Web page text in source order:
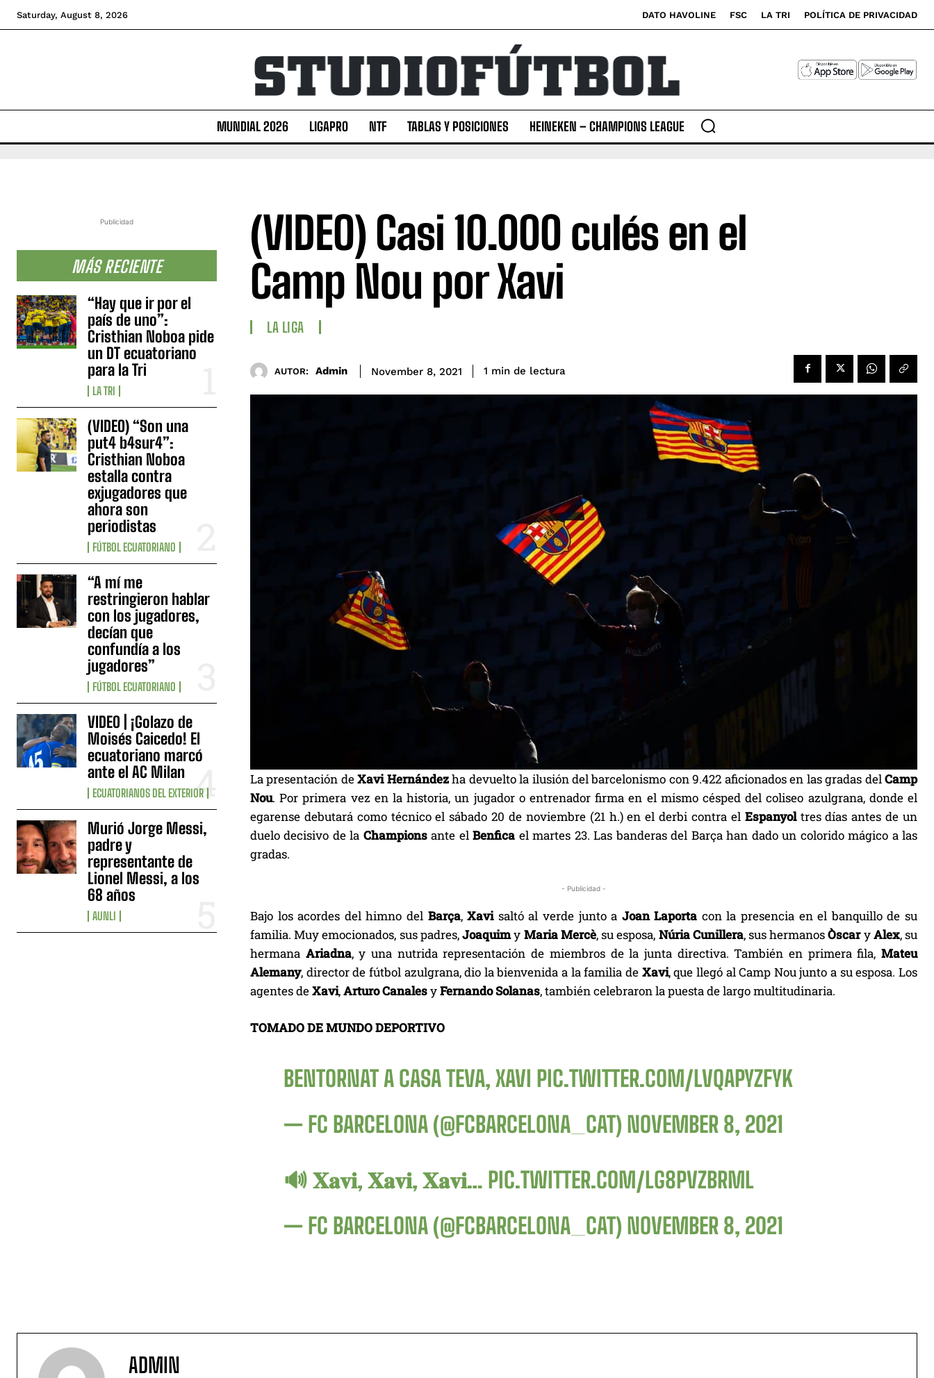
Saturday, August 8, 2026 DATO HAVOLINE FSC LA TRI POLÍTICA DE PRIVACIDAD
MUNDIAL 2026 LIGAPRO NTF TABLAS Y POSICIONES HEINEKEN – CHAMPIONS LEAGUE
Publicidad
MÁS RECIENTE
“Hay que ir por el
país de uno”:
Cristhian Noboa pide
un DT ecuatoriano
para la Tri
LA TRI
(VIDEO) “Son una
put4 b4sur4”:
Cristhian Noboa
estalla contra
exjugadores que
ahora son
periodistas
FÚTBOL ECUATORIANO
“A mí me
restringieron hablar
con los jugadores,
decían que
confundía a los
jugadores”
FÚTBOL ECUATORIANO
VIDEO | ¡Golazo de
Moisés Caicedo! El
ecuatoriano marcó
ante el AC Milan
ECUATORIANOS DEL EXTERIOR
Murió Jorge Messi,
padre y
representante de
Lionel Messi, a los
68 años
AUNLI
(VIDEO) Casi 10.000 culés en el
Camp Nou por Xavi
LA LIGA
AUTOR: Admin November 8, 2021 1 min de lectura
La presentación deXavi Hernándezha devuelto la ilusión del barcelonismo con 9.422 aficionados en las gradas delCamp
Nou. Por primera vez en la historia, un jugador o entrenador firma en el mismo césped del coliseo azulgrana, donde el
egarense debutará como técnico el sábado 20 de noviembre (21 h.) en el derbi contra el Espanyol tres días antes de un
duelo decisivo de la Championsante elBenfica el martes 23. Las banderas del Barça han dado un colorido mágico a las
gradas.
- Publicidad -
Bajo los acordes del himno del Barça,Xavi saltó al verde junto a Joan Laporta con la presencia en el banquillo de su
familia. Muy emocionados, sus padres,Joaquimy Maria Mercè, su esposa, Núria Cunillera, sus hermanosÒscaryAlex, su
hermana Ariadna, y una nutrida representación de miembros de la junta directiva. También en primera fila, Mateu
Alemany, director de fútbol azulgrana, dio la bienvenida a la familia de Xavi, que llegó al Camp Nou junto a su esposa. Los
agentes deXavi,Arturo CanalesyFernando Solanas, también celebraron la puesta de largo multitudinaria.
TOMADO DE MUNDO DEPORTIVO
BENTORNAT A CASA TEVA, XAVI PIC.TWITTER.COM/LVQAPYZFYK
— FC BARCELONA (@FCBARCELONA_CAT) NOVEMBER 8, 2021
🔊 𝐗𝐚𝐯𝐢, 𝐗𝐚𝐯𝐢, 𝐗𝐚𝐯𝐢… PIC.TWITTER.COM/LG8PVZBRML
— FC BARCELONA (@FCBARCELONA_CAT) NOVEMBER 8, 2021
ADMIN